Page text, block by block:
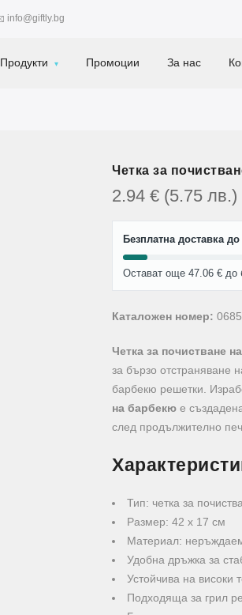
info@giftly.bg
Продукти Промоции За нас
Четка за
2.94 € (5.75 лв.)
Безплатна доставка
Остават още 47.06 € до
Каталожен номер:
Четка за почистване
за бързо отстраняване
барбекю решетки.
на барбекю е
след продължително
Тип: четка за
Размер: 42 x 17 см
Материал:
Удобна дръжка за
Устойчива на високи
Подходяща за грил